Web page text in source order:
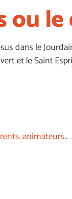
ou
dans le
et le Saint
animateurs…